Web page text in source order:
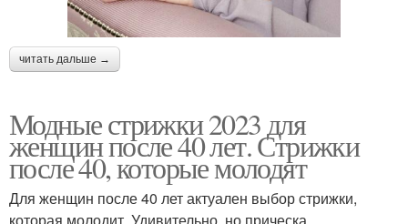
читать дальше →
Модные стрижки 2023 для
женщин после 40 лет. Стрижки
после 40, которые молодят
Для женщин после 40 лет актуален выбор стрижки,